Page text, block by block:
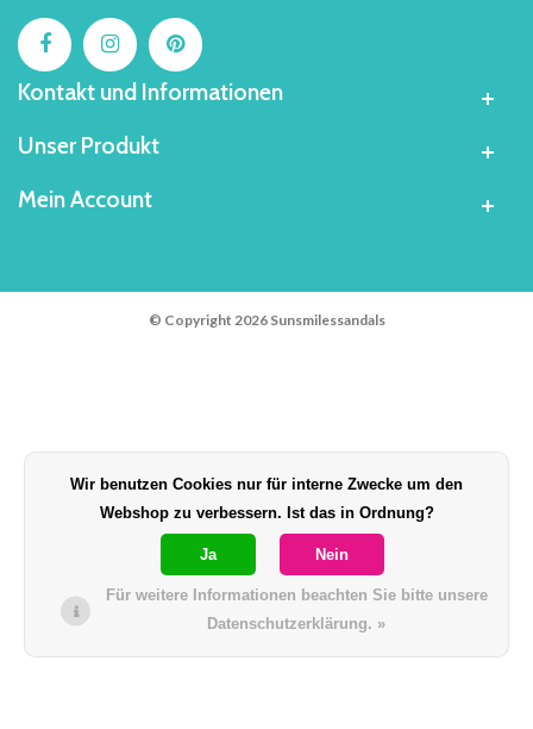
Kontakt und Informationen
Unser Produkt
Mein Account
© Copyright 2026 Sunsmilessandals
Wir benutzen Cookies nur für interne Zwecke um den
Webshop zu verbessern. Ist das in Ordnung?
Ja Nein
Für weitere Informationen beachten Sie bitte unsere
Datenschutzerklärung. »